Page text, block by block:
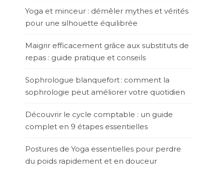
Yoga et minceur : démêler mythes et vérités
pour une silhouette équilibrée
Maigrir efficacement grâce aux substituts de
repas : guide pratique et conseils
Sophrologue blanquefort : comment la
sophrologie peut améliorer votre quotidien
Découvrir le cycle comptable : un guide
complet en 9 étapes essentielles
Postures de Yoga essentielles pour perdre
du poids rapidement et en douceur